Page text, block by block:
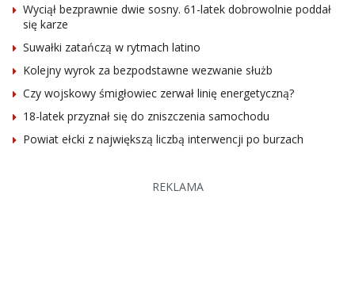
Wyciął bezprawnie dwie sosny. 61-latek dobrowolnie poddał
się karze
Suwałki zatańczą w rytmach latino
Kolejny wyrok za bezpodstawne wezwanie służb
Czy wojskowy śmigłowiec zerwał linię energetyczną?
18-latek przyznał się do zniszczenia samochodu
Powiat ełcki z największą liczbą interwencji po burzach
REKLAMA